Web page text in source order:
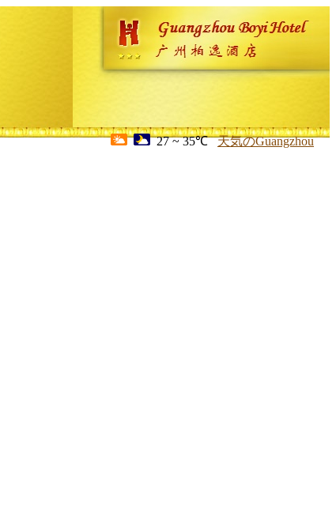
27 ~ 35℃ 天気のGuangzhou